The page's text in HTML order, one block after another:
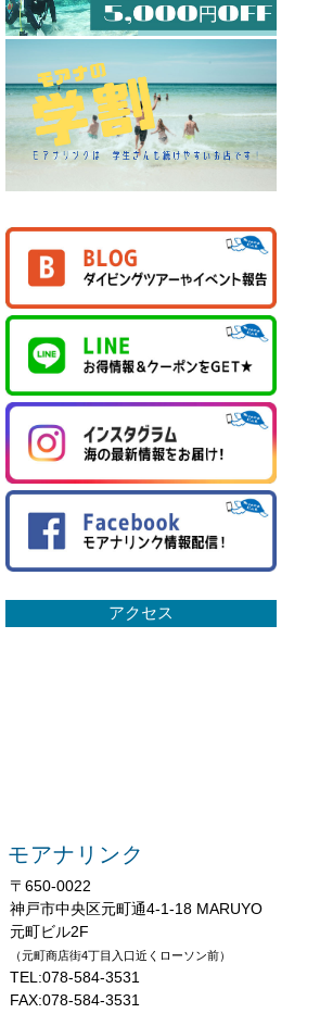
アクセス
モアナリンク
〒650-0022
神戸市中央区元町通4-1-18 MARUYO
元町ビル2F
（元町商店街4丁目入口近くローソン前）
TEL:078-584-3531
FAX:078-584-3531